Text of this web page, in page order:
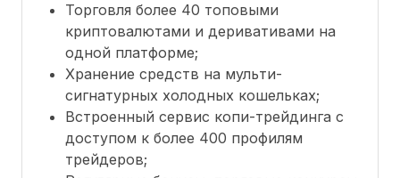
Торговля более 40 топовыми
криптовалютами и деривативами на
одной платформе;
Хранение средств на мульти-
сигнатурных холодных кошельках;
Встроенный сервис копи-трейдинга с
доступом к более 400 профилям
трейдеров;